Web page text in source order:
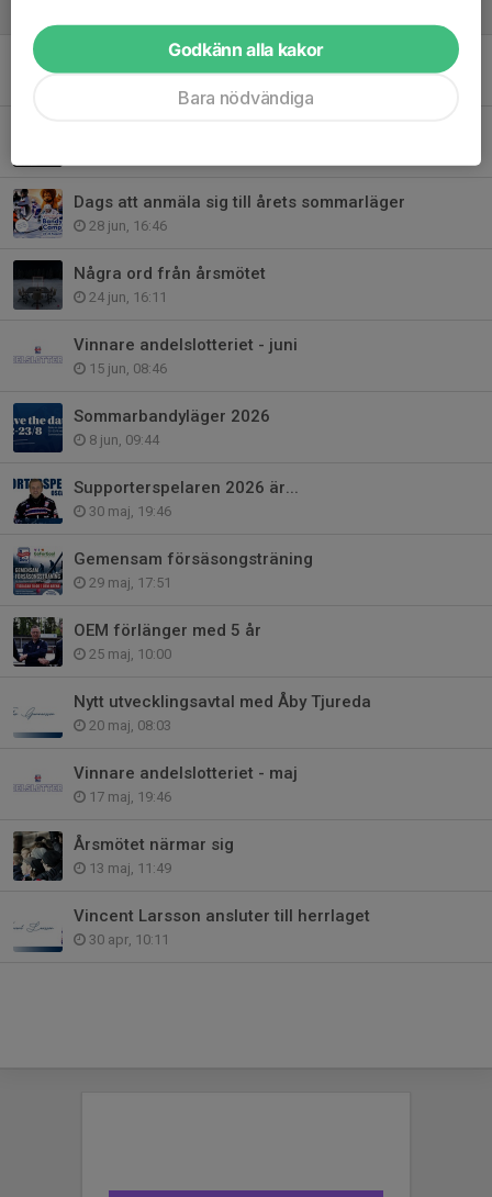
Va med och vinn i Sommarpotten
Dags att anmäla sig till årets sommarläger
28 jun, 16:46
Några ord från årsmötet
24 jun, 16:11
Vinnare andelslotteriet - juni
15 jun, 08:46
Sommarbandyläger 2026
8 jun, 09:44
Supporterspelaren 2026 är...
30 maj, 19:46
Gemensam försäsongsträning
29 maj, 17:51
OEM förlänger med 5 år
25 maj, 10:00
Nytt utvecklingsavtal med Åby Tjureda
20 maj, 08:03
Vinnare andelslotteriet - maj
17 maj, 19:46
Årsmötet närmar sig
13 maj, 11:49
Vincent Larsson ansluter till herrlaget
30 apr, 10:11
Godkänn alla kakor
Bara nödvändiga